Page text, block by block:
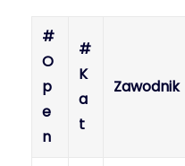
#
O
p
e
n
#
K
a
t
Zawodnik